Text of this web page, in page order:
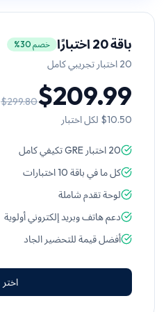
باقة 20 اختبارًا خصم 30%
20 اختبار تجريبي كامل
$209.99
$299.80
$10.50 لكل اختبار
20 اختبار GRE تكيفي كامل
كل ما في باقة 10 اختبارات
لوحة تقدم شاملة
دعم هاتف وبريد إلكتروني أولوية
أفضل قيمة للتحضير الجاد
اختر